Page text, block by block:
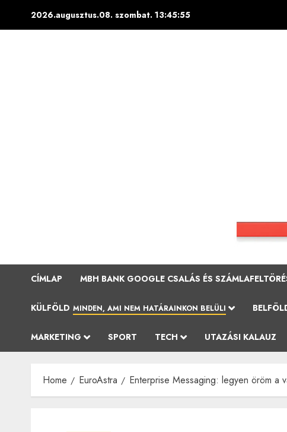
2026.augusztus.08. szombat. 13:45:56
CÍMLAP MBH BANK GOOGLE CSALÁS ÉS
KÜLFÖLD MINDEN, AMI NEM HATÁRAINKON BELÜLI
MARKETING SPORT TECH UTAZÁSI KALAUZ
Home EuroAstra Enterprise Messaging: legyen öröm a